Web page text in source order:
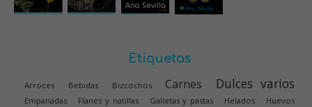
Etiquetas
Arroces Bebidas Bizcochos Carnes Dulces varios
Empanadas Flanes y natillas Galletas y pastas Helados Huevos